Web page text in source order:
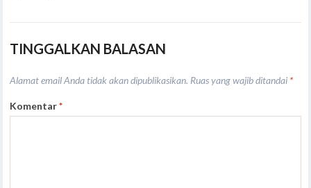
TINGGALKAN BALASAN
Alamat email Anda tidak akan dipublikasikan. Ruas yang wajib ditandai *
Komentar*